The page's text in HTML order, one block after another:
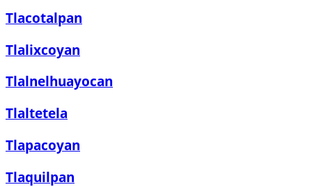
Tlacotalpan
Tlalixcoyan
Tlalnelhuayocan
Tlaltetela
Tlapacoyan
Tlaquilpan